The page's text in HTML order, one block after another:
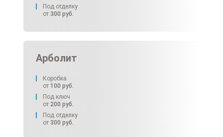
Под отделку
от 300 руб.
Арболит
Коробка
от 100 руб.
Под ключ
от 200 руб.
Под отделку
от 300 руб.